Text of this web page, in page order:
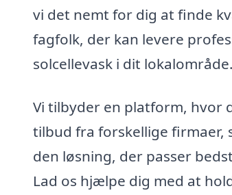
vi det nemt for dig at finde
fagfolk, der kan levere
solcellevask i dit lokalområde.
Vi tilbyder en platform, hvor
tilbud fra forskellige firmaer,
den løsning, der passer
Lad os hjælpe dig med at